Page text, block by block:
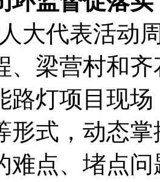
大代表活动
、梁营村和
路灯项目现
形式，动态
难点、堵点